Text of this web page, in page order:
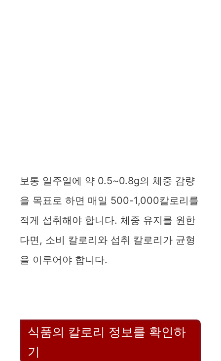
보통 일주일에 약 0.5~0.8g의 체중 감량
을 목표로 하면 매일 500-1,000칼로리를
적게 섭취해야 합니다. 체중 유지를 원한
다면, 소비 칼로리와 섭취 칼로리가 균형
을 이루어야 합니다.
식품의 칼로리 정보를 확인하
기